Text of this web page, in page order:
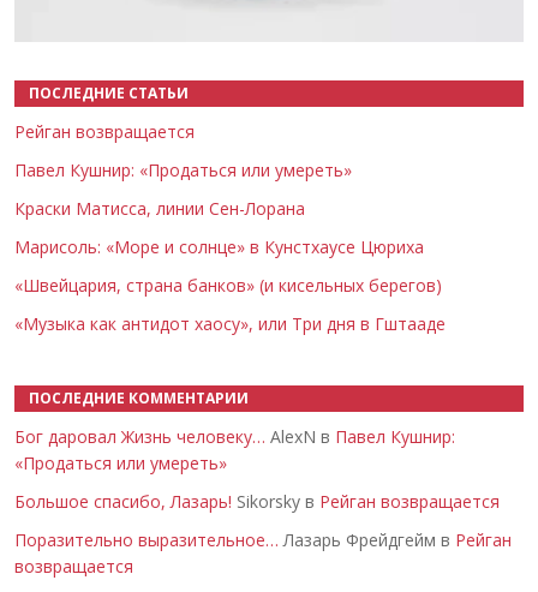
ПОСЛЕДНИЕ СТАТЬИ
Рейган возвращается
Павел Кушнир: «Продаться или умереть»
Краски Матисса, линии Сен-Лорана
Марисоль: «Море и солнце» в Кунстхаусе Цюриха
«Швейцария, страна банков» (и кисельных берегов)
«Музыка как антидот хаосу», или Три дня в Гштааде
ПОСЛЕДНИЕ КОММЕНТАРИИ
Бог даровал Жизнь человеку… AlexN в Павел Кушнир:
«Продаться или умереть»
Большое спасибо, Лазарь! Sikorsky в Рейган возвращается
Поразительно выразительное… Лазарь Фрейдгейм в Рейган
возвращается